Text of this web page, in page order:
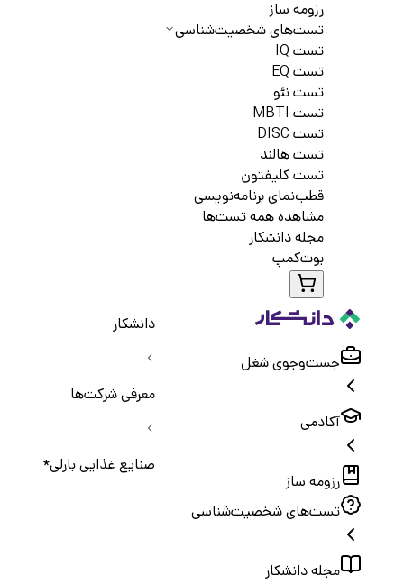
رزومه ساز
تست‌های شخصیت‌شناسی
تست IQ
تست EQ
تست نئو
تست MBTI
تست DISC
تست هالند
تست کلیفتون
قطب‌نمای برنامه‌نویسی
مشاهده همه تست‌ها
مجله دانشکار
بوت‌کمپ
جست‌و‌جوی شغل
آکادمی
رزومه ساز
تست‌های شخصیت‌شناسی
مجله دانشکار
دانشکار
معرفی شرکت‌ها
صنایع غذایی بارلی*